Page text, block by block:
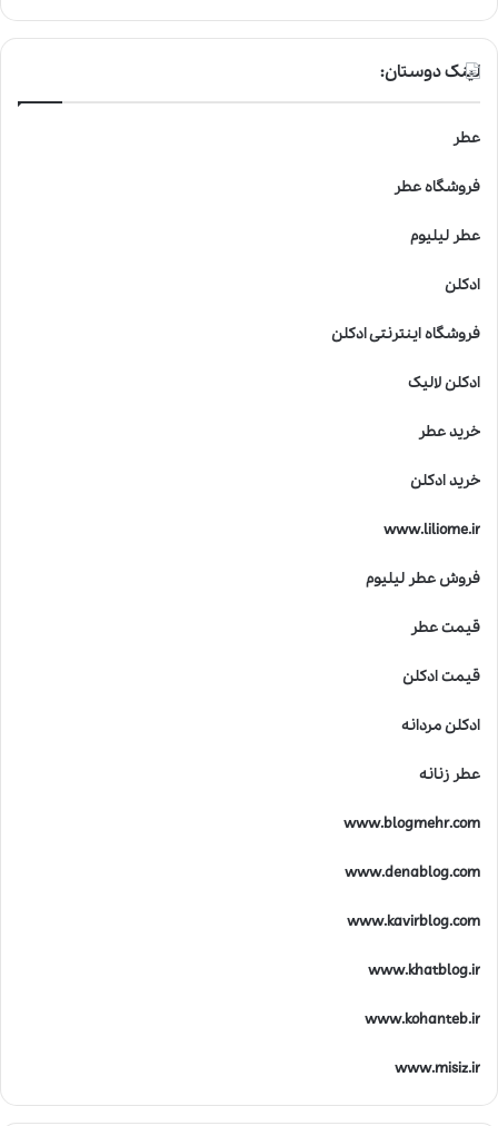
لینک دوستان:
عطر
فروشگاه عطر
عطر لیلیوم
ادکلن
فروشگاه اینترنتی ادکلن
ادکلن لالیک
خرید عطر
خرید ادکلن
www.liliome.ir
فروش عطر لیلیوم
قیمت عطر
قیمت ادکلن
ادکلن مردانه
عطر زنانه
www.blogmehr.com
www.denablog.com
www.kavirblog.com
www.khatblog.ir
www.kohanteb.ir
www.misiz.ir